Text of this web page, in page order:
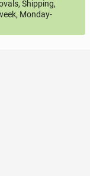
Shipping,
Monday-